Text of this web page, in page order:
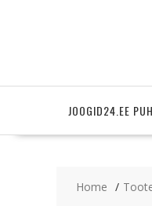
JOOGID24.EE
Home